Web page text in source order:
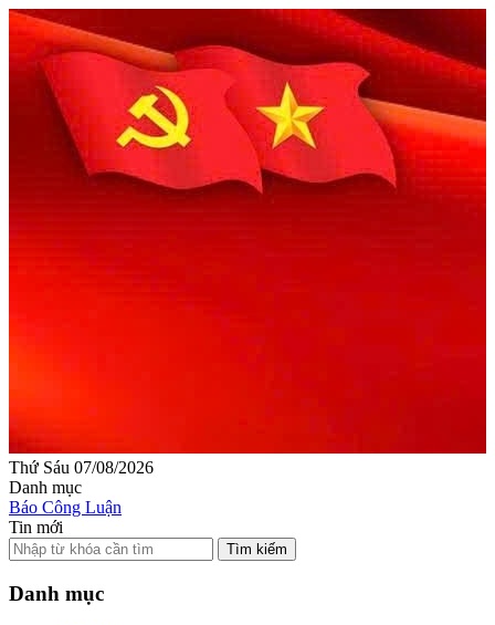
Thứ Sáu 07/08/2026
Danh mục
Báo Công Luận
Tin mới
Tìm kiếm
Danh mục